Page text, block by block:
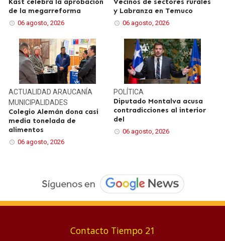
de la megarreforma
06 agosto, 2026
y Labranza en Temuco
06 agosto, 2026
ACTUALIDADARAUCANÍA
MUNICIPALIDADES
Colegio Alemán dona casi
media tonelada de
alimentos
06 agosto, 2026
POLÍTICA
Diputado Montalva acusa
contradicciones al interior
del
06 agosto, 2026
Contacto Tiempo 21